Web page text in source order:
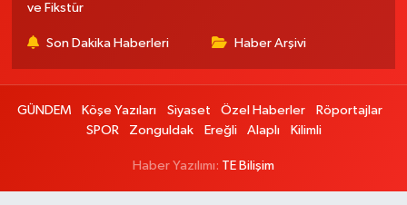
ve Fikstür
Son Dakika Haberleri Haber Arşivi
GÜNDEM Köşe Yazıları Siyaset Özel Haberler
Röportajlar
SPOR
Zonguldak Ereğli Alaplı Kilimli
Haber Yazılımı: TE Bilişim